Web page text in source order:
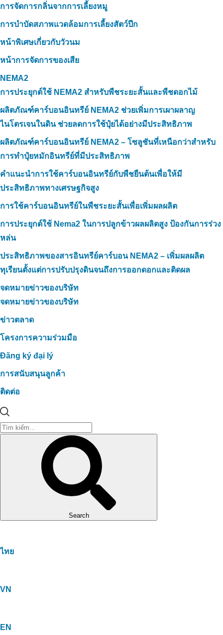
การจัดการกลิ่นจากการเลี้ยงหมู
การบำบัดสภาพแวดล้อมการเลี้ยงสัตว์ปีก
หน้าพิเศษเกี่ยวกับวัวนม
หน้าการจัดการของเสีย
NEMA2
การประยุกต์ใช้ NEMA2 สำหรับพืชระยะสั้นและพืชดอกไม้
ผลิตภัณฑ์คาร์บอนอินทรีย์ NEMA2 ช่วยเพิ่มการเผาผลาญ
ไนโตรเจนในดิน ช่วยลดการใช้ปุ๋ยได้อย่างมีประสิทธิภาพ
ผลิตภัณฑ์คาร์บอนอินทรีย์ NEMA2 – โซลูชันที่เหนือกว่าสำหรับ
การทำปุ๋ยหมักอินทรีย์ที่มีประสิทธิภาพ
คำแนะนำการใช้คาร์บอนอินทรีย์กับพืชยืนต้นเพื่อให้มี
ประสิทธิภาพทางเศรษฐกิจสูง
การใช้คาร์บอนอินทรีย์ในพืชระยะสั้นเพื่อเพิ่มผลผลิต
การประยุกต์ใช้ Nema2 ในการปลูกข้าวผลผลิตสูง ป้องกันการร่วง
หล่น
ประสิทธิภาพของสารอินทรีย์คาร์บอน NEMA2 – เพิ่มผลผลิต
ทุเรียนตั้งแต่การปรับปรุงดินจนถึงการออกดอกและติดผล
จดหมายข่าวของบริษัท
จดหมายข่าวของบริษัท
ข่าวตลาด
โครงการความร่วมมือ
Đăng ký đại lý
การสนับสนุนลูกค้า
ติดต่อ
Search
ไทย
VN
EN